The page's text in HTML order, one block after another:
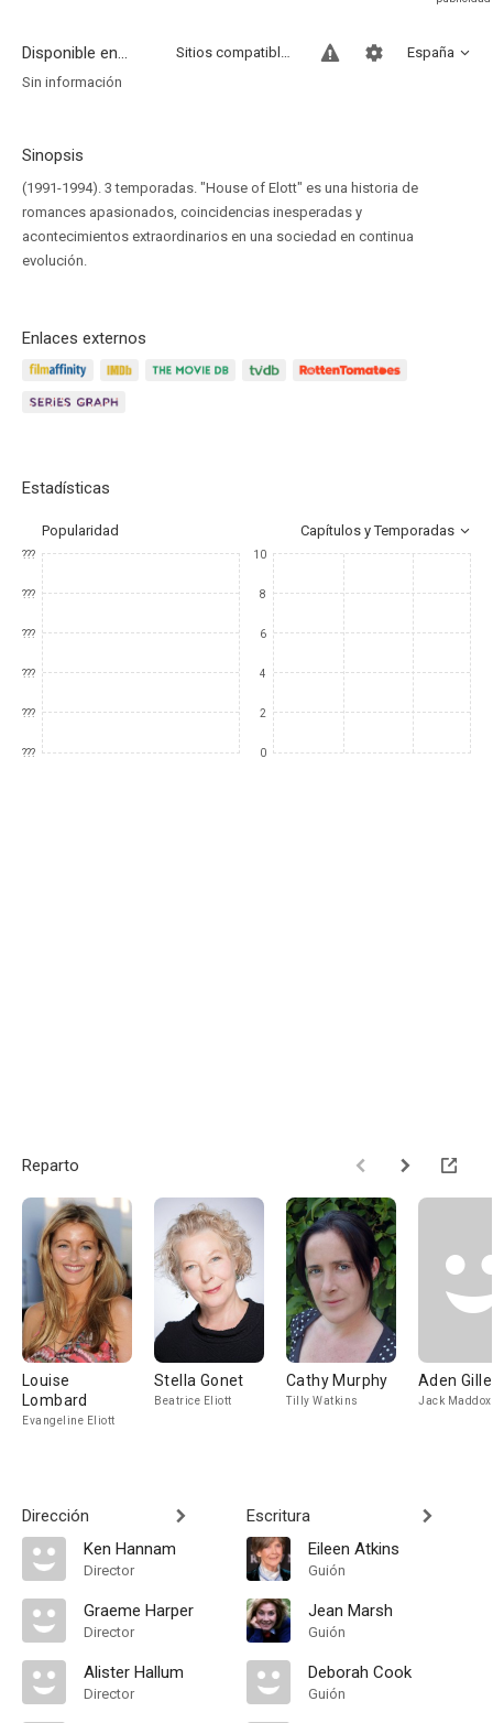
Disponible en... España
Sitios compatibles
Sin información
Sinopsis
(1991-1994). 3 temporadas. "House of Elott" es una historia de
romances apasionados, coincidencias inesperadas y
acontecimientos extraordinarios en una sociedad en continua
evolución.
Enlaces externos
Estadísticas
Popularidad Capítulos y Temporadas
???
???
???
???
???
???
10
8
6
4
2
0
Reparto
Louise
Lombard
Evangeline Eliott
Stella Gonet
Beatrice Eliott
Cathy Murphy
Tilly Watkins
Aden
Jack Maddox
Dirección
Ken Hannam
Director
Graeme Harper
Director
Alister Hallum
Director
Escritura
Eileen Atkins
Guión
Jean Marsh
Guión
Deborah Cook
Guión